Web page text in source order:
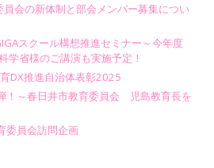
員会の新体制と部会メンバー募集につい
スクール構想推進セミナー～今年度
学省様のご講演も実施予定！
DX推進自治体表彰2025
！～春日井市教育委員会 児島教育長を
委員会訪問企画